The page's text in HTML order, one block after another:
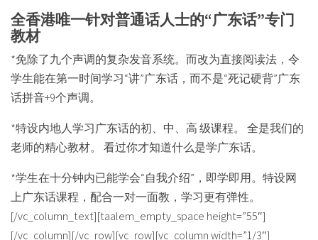
全香港唯一针对普通话人士的“广东话”专门
教材
*免除了九个声调的复杂发音系统。而改为直接阅读法，令
学生能在第一时间学习“讲”广东话，而不是“死记硬背”广东
话拼音+9个声调。
*特设内地人学习广东话的初、中、高 级课程。 全是我们的
老师的精心教材。 看过你才知道什么是学广东话。
*学生在十分钟内已能学会“自我介绍”，即学即用。特设网
上广东话课程，配合一对一面教，学习更有弹性。
[/vc_column_text][taalem_empty_space height=”55″]
[/vc_column][/vc_row][vc_row][vc_column width=”1/3″]